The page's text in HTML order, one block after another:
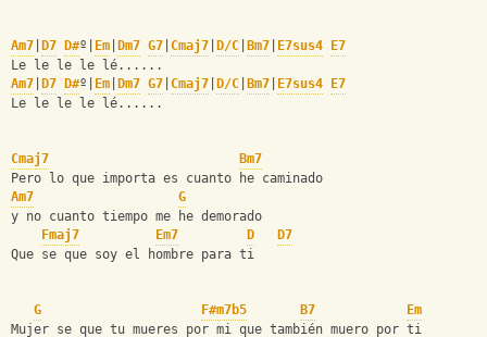
Am7 D7 D#º| Em Dm7 G7 Cmaj7 D/C Bm7 E7sus4
E7
Le le le le lé......
Am7
D7 D#º| Em Dm7 G7 Cmaj7 D/C Bm7 E7sus4
E7
Le le le le lé......
Cmaj7
Bm7
Pero lo que importa es cuanto he caminado
Am7
G
y no cuanto tiempo me he demorado
Fmaj7
Em7 D
D7
Que se que soy el hombre para ti
G F#m7b5 B7
Em
Mujer se que tu mueres por mi que también muero por ti